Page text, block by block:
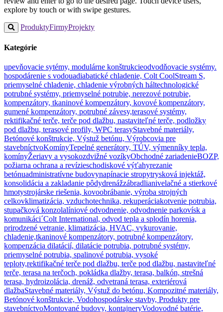
explore by touch or with swipe gestures.
ProduktyFirmyProjekty
Kategórie
upevňovacie sytémy, modulárne konštrukcieodvodňovacie systémy.
hospodárenie s vodouadiabatické chladenie, Colt CoolStream S,
priemyselné chladenie, chladenie výrobných háltechnologické
potrubné systémy, priemyselné potrubie, nerezové potrubie,
kompenzátory, tkaninové kompenzátory, kovové kompenzátory,
gumené kompenzátory, potrubné závesy,terasové systémy,
rektifikačné terče, terče pod dlažbu, nastaviteľné terče, podložky
pod dlažbu, terasové profily, WPC terasyStavebné materiály,
Betónové konštrukcie, Výstuž betónu, Výrobcovia pre
stavebníctvoKomínyTepelné generátory, TÚV, výmenníky tepla,
komínyŽeriavy a vysokozdvižné vozíkyObchodné zariadenieBOZP,
požiarna ochrana a revízieschodiskové výťahyrezanie
betónuadministratívne budovynapínacie stropytrysková injektáž,
konsolidácia a zakladanie pôdydrenážzábradlianivelačné a stierkové
hmotystrojárske riešenia, kovoobrábanie, výroba strojných
celkovklimatizácia, vzduchotechnika, rekuperáciakotvenie potrubia,
stupačková konzolalíniové odvodnenie, odvodnenie parkovísk a
komunikáci´Colt International, odvod tepla a splodín horenia,
prirodzené vetranie, klimatizácia, HVAC, vykurovanie,
chladenie,tkaninové kompenzátory, potrubné kompenzátory,
kompenzácia dilatácií, dilatácie potrubia, potrubné systémy,
priemyselné potrubia, spalinové potrubia, vysoké
teploty,rektifikačné terče pod dlažbu, terče pod dlažbu, nastaviteľné
terče, terasa na terčoch, pokládka dlažby, terasa, balkón, strešná
terasa, hydroizolácia, drenáž, odvetraná terasa, exteriérová
dlažbaStavebné materiály, Výstuž do betónu, Kompozitné materiály,
Betónové konštrukcie, Vodohospodárske stavby, Produkty pre
stavebníctvoMontované budovy, kontajneryVodovodné batérie,